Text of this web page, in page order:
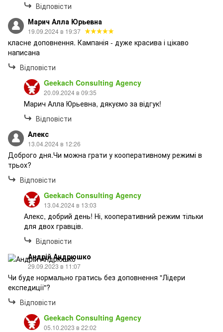
Відповісти
Марич Алла Юрьевна
19.09.2024 в 19:37
класне доповнення. Кампанія - дуже красива і цікаво
написана
Відповісти
Geekach Consulting Agency
20.09.2024 в 09:35
Марич Алла Юрьевна, дякуємо за відгук!
Відповісти
Алекс
13.04.2024 в 12:26
Доброго дня.Чи можна грати у кооперативному режимі в
трьох?
Відповісти
Geekach Consulting Agency
13.04.2024 в 13:03
Алекс, добрий день! Ні, кооперативний режим тільки
для двох гравців.
Відповісти
Андрій Андрюшко
29.09.2023 в 11:07
Чи буде нормально гратись без доповнення "Лідери
експедиції"?
Відповісти
Geekach Consulting Agency
05.10.2023 в 22:02